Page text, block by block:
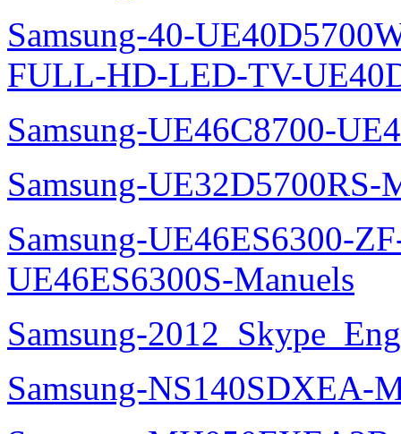
Samsung-40-
FULL-HD-LED-TV-
Samsung-UE46C8700-
Samsung-UE32D5700RS-
Samsung-UE46ES6300-
UE46ES6300S-Manuels
Samsung-
Samsung-NS140SDXEA-